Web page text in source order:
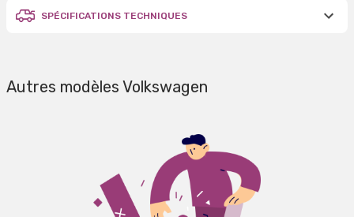
SPÉCIFICATIONS TECHNIQUES
Autres modèles Volkswagen